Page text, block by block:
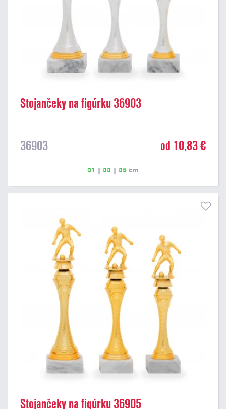
Stojančeky na figúrku 36903
36903 od 10,83 €
31 | 33 | 35 cm
Stojančeky na figúrku 36905